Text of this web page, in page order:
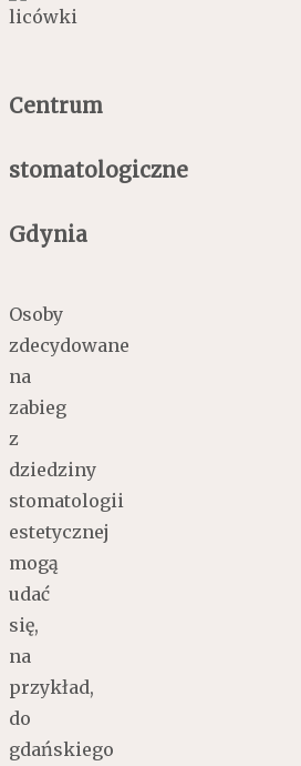
Centrum
stomatologiczne
Gdynia
Osoby
zdecydowane
na
zabieg
z
dziedziny
stomatologii
estetycznej
mogą
udać
się,
na
przykład,
do
gdańskiego